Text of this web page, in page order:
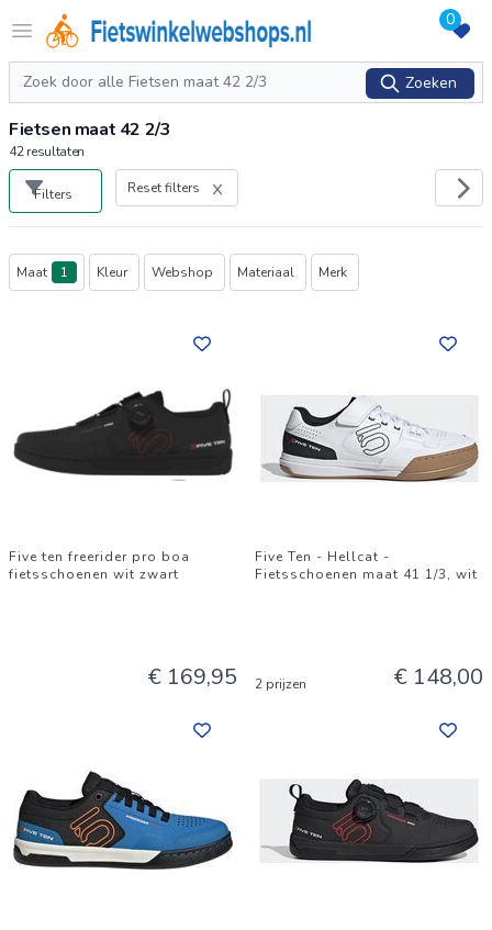
Open menu
Logo Fietswinkelwebshops.nl 0
Zoeken
Zoeken
Fietsen maat 42 2/3
42resultaten
Filters Reset filters
Producten
Maat 1 Kleur Webshop Materiaal Merk
Five ten freerider pro boa
fietsschoenen wit zwart
€ 169,95
Five Ten - Hellcat -
Fietsschoenen maat 41 1/3, wit
2 prijzen € 148,00